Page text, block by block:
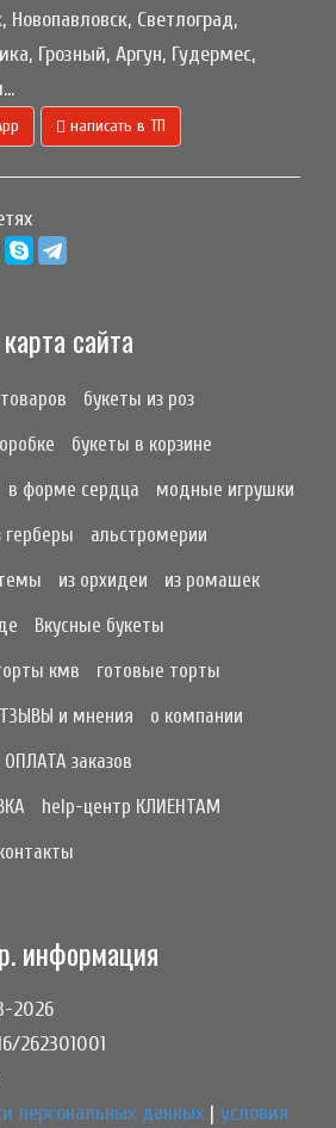
Новопавловск, Светлоград,
Грозный, Аргун, Гудермес,
написать в ТП
карта сайта
букеты из роз
букеты в корзине
в форме сердца
модные игрушки
герберы
альстромерии
из орхидеи
из ромашек
Вкусные букеты
кмв
готовые торты
и мнения
о компании
ОПЛАТА заказов
help-центр КЛИЕНТАМ
информация
2026
262301001
персональных данных | условия